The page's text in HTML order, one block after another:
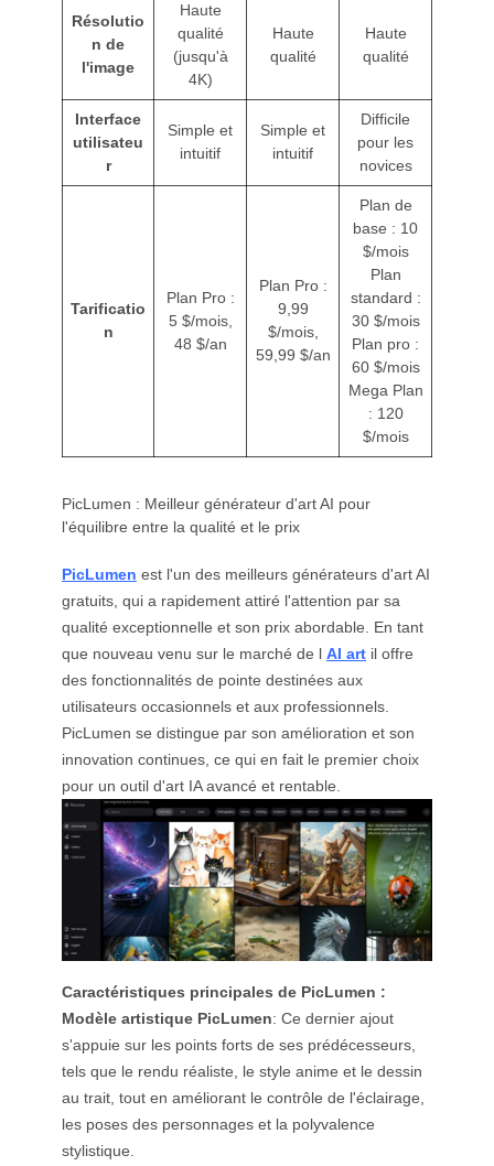
Résolutio
n de
l'image
Haute
qualité
(jusqu'à
4K)
Haute
qualité
Haute
qualité
Interface
utilisateu
r
Simple et
intuitif
Simple et
intuitif
Difficile
pour les
novices
Tarificatio
n
Plan Pro :
5 $/mois,
48 $/an
Plan Pro :
9,99
$/mois,
59,99 $/an
Plan de
base : 10
$/mois
Plan
standard :
30 $/mois
Plan pro :
60 $/mois
Mega Plan
: 120
$/mois
PicLumen : Meilleur générateur d'art AI pour
l'équilibre entre la qualité et le prix
PicLumen est l'un des meilleurs générateurs d'art AI
gratuits, qui a rapidement attiré l'attention par sa
qualité exceptionnelle et son prix abordable. En tant
que nouveau venu sur le marché de l AI art il offre
des fonctionnalités de pointe destinées aux
utilisateurs occasionnels et aux professionnels.
PicLumen se distingue par son amélioration et son
innovation continues, ce qui en fait le premier choix
pour un outil d'art IA avancé et rentable.
Caractéristiques principales de PicLumen :
Modèle artistique PicLumen: Ce dernier ajout
s'appuie sur les points forts de ses prédécesseurs,
tels que le rendu réaliste, le style anime et le dessin
au trait, tout en améliorant le contrôle de l'éclairage,
les poses des personnages et la polyvalence
stylistique.